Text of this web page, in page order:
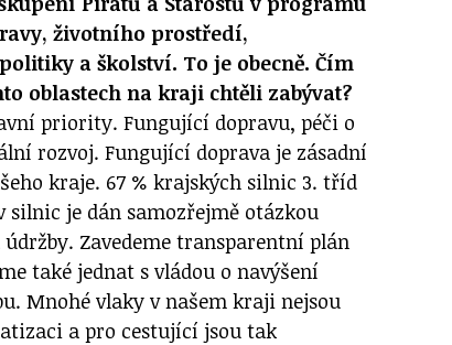
životního prostředí,
a školství. To je obecně. Čím
oblastech na kraji chtěli zabývat?
priority. Fungující dopravu, péči o
rozvoj. Fungující doprava je zásadní
kraje. 67 % krajských silnic 3. tříd
silnic je dán samozřejmě otázkou
Zavedeme transparentní plán
také jednat s vládou o navýšení
Mnohé vlaky v našem kraji nejsou
a pro cestující jsou tak